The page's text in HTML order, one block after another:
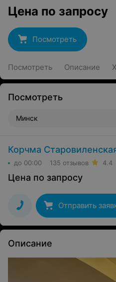
Цена по запросу
Посмотреть
Посмотреть Описание
Посмотреть
Минск
Корчма
до 00:00 135 отзывов 4.4
Цена по запросу
Отправить
Описание